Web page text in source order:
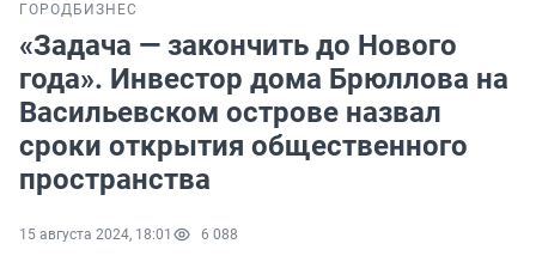
ГОРОД БИЗНЕС
«Задача — закончить до Нового
года». Инвестор дома Брюллова на
Васильевском острове назвал
сроки открытия общественного
пространства
15 августа 2024, 18:01 6 088